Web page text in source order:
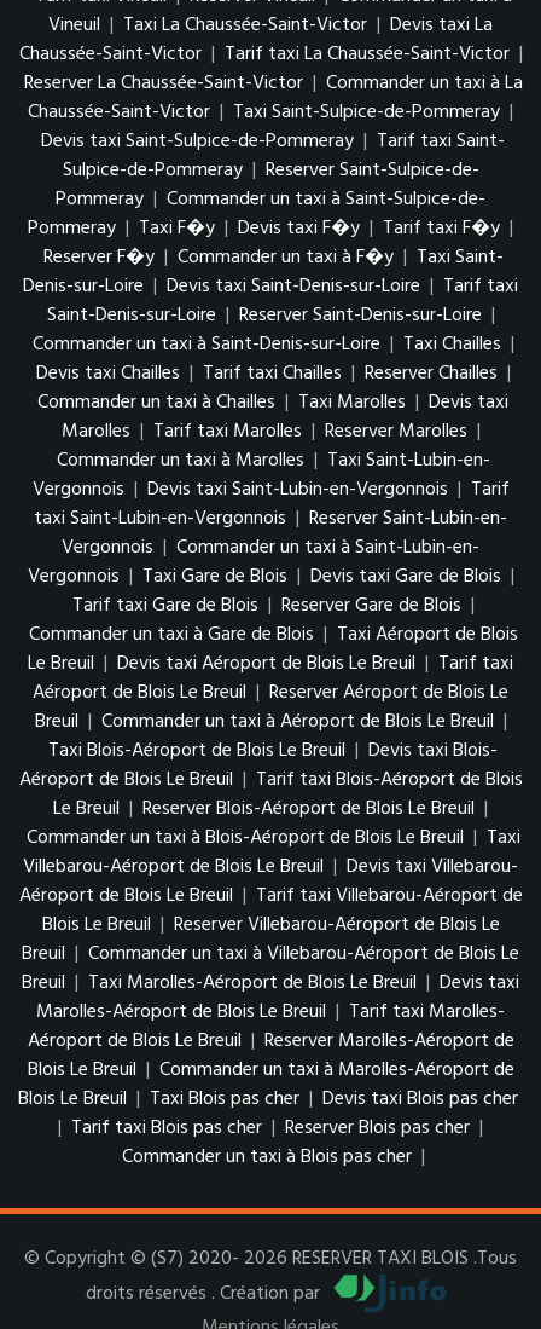
Vineuil | Taxi La Chaussée-Saint-Victor | Devis taxi La
Chaussée-Saint-Victor | Tarif taxi La Chaussée-Saint-Victor |
Reserver La Chaussée-Saint-Victor | Commander un taxi à La
Chaussée-Saint-Victor | Taxi Saint-Sulpice-de-Pommeray |
Devis taxi Saint-Sulpice-de-Pommeray | Tarif taxi Saint-
Sulpice-de-Pommeray | Reserver Saint-Sulpice-de-
Pommeray | Commander un taxi à Saint-Sulpice-de-
Pommeray | Taxi F�y | Devis taxi F�y | Tarif taxi F�y |
Reserver F�y | Commander un taxi à F�y | Taxi Saint-
Denis-sur-Loire | Devis taxi Saint-Denis-sur-Loire | Tarif taxi
Saint-Denis-sur-Loire | Reserver Saint-Denis-sur-Loire |
Commander un taxi à Saint-Denis-sur-Loire | Taxi Chailles |
Devis taxi Chailles | Tarif taxi Chailles | Reserver Chailles |
Commander un taxi à Chailles | Taxi Marolles | Devis taxi
Marolles | Tarif taxi Marolles | Reserver Marolles |
Commander un taxi à Marolles | Taxi Saint-Lubin-en-
Vergonnois | Devis taxi Saint-Lubin-en-Vergonnois | Tarif
taxi Saint-Lubin-en-Vergonnois | Reserver Saint-Lubin-en-
Vergonnois | Commander un taxi à Saint-Lubin-en-
Vergonnois | Taxi Gare de Blois | Devis taxi Gare de Blois |
Tarif taxi Gare de Blois | Reserver Gare de Blois |
Commander un taxi à Gare de Blois | Taxi Aéroport de Blois
Le Breuil | Devis taxi Aéroport de Blois Le Breuil | Tarif taxi
Aéroport de Blois Le Breuil | Reserver Aéroport de Blois Le
Breuil | Commander un taxi à Aéroport de Blois Le Breuil |
Taxi Blois-Aéroport de Blois Le Breuil | Devis taxi Blois-
Aéroport de Blois Le Breuil | Tarif taxi Blois-Aéroport de Blois
Le Breuil | Reserver Blois-Aéroport de Blois Le Breuil |
Commander un taxi à Blois-Aéroport de Blois Le Breuil | Taxi
Villebarou-Aéroport de Blois Le Breuil | Devis taxi Villebarou-
Aéroport de Blois Le Breuil | Tarif taxi Villebarou-Aéroport de
Blois Le Breuil | Reserver Villebarou-Aéroport de Blois Le
Breuil | Commander un taxi à Villebarou-Aéroport de Blois Le
Breuil | Taxi Marolles-Aéroport de Blois Le Breuil | Devis taxi
Marolles-Aéroport de Blois Le Breuil | Tarif taxi Marolles-
Aéroport de Blois Le Breuil | Reserver Marolles-Aéroport de
Blois Le Breuil | Commander un taxi à Marolles-Aéroport de
Blois Le Breuil | Taxi Blois pas cher | Devis taxi Blois pas cher
| Tarif taxi Blois pas cher | Reserver Blois pas cher |
Commander un taxi à Blois pas cher |
© Copyright © (S7) 2020- 2026 RESERVER TAXI BLOIS .Tous
droits réservés . Création par